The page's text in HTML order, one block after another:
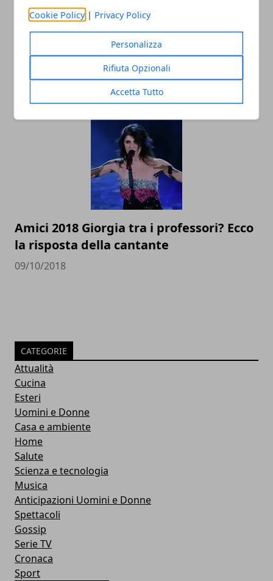
Cookie Policy | Privacy Policy
Personalizza
Rifiuta Opzionali
Accetta Tutto
La pupa e il secchione di nuovo in TV?
Rumors e anticipazioni
Amici 2018 Giorgia tra i professori? Ecco
la risposta della cantante
09/10/2018
CATEGORIE
Attualità
Cucina
Esteri
Uomini e Donne
Casa e ambiente
Home
Salute
Scienza e tecnologia
Musica
Anticipazioni Uomini e Donne
Spettacoli
Gossip
Serie TV
Cronaca
Sport